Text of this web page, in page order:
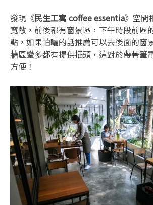
發現《民生工寓 coffee essentia》空間
寬敞，前後都有窗景區，下午時段前區
點，如果怕曬的話推薦可以去後面的窗
牆區蠻多都有提供插頭，這對於帶著筆
方便！